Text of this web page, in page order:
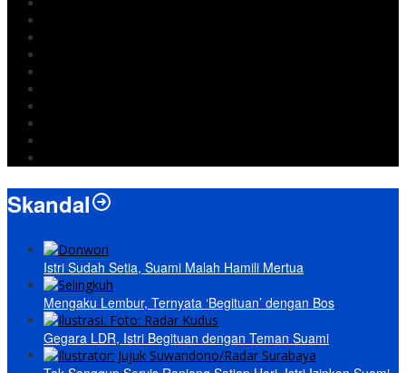
Skandal
Istri Sudah Setia, Suami Malah Hamili Mertua
Mengaku Lembur, Ternyata ‘Begituan’ dengan Bos
Gegara LDR, Istri Begituan dengan Teman Suami